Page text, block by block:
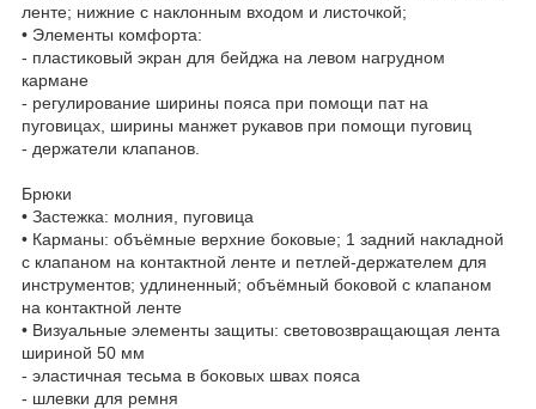
ленте; нижние с наклонным входом и листочкой;
• Элементы комфорта:
- пластиковый экран для бейджа на левом нагрудном
кармане
- регулирование ширины пояса при помощи пат на
пуговицах, ширины манжет рукавов при помощи пуговиц
- держатели клапанов.
Брюки
• Застежка: молния, пуговица
• Карманы: объёмные верхние боковые; 1 задний накладной
с клапаном на контактной ленте и петлей-держателем для
инструментов; удлиненный; объёмный боковой с клапаном
на контактной ленте
• Визуальные элементы защиты: световозвращающая лента
шириной 50 мм
- эластичная тесьма в боковых швах пояса
- шлевки для ремня